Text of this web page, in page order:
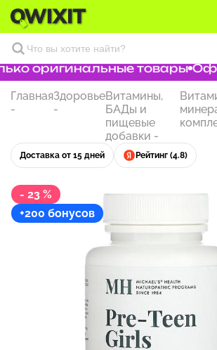
оригинальные товары
Главная
-
Здоровье
-
Витамины,
БАДы и
пищевые
добавки -
Доставка от 15 дней Рейтинг (4.8)
- 23 %
+200 бонусов